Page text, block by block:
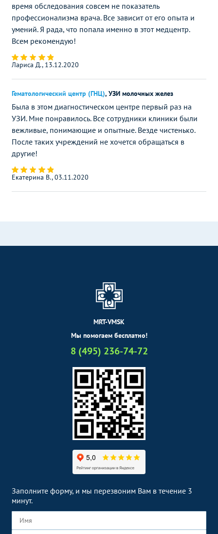
время обследования совсем не показатель
профессионализма врача. Все зависит от его опыта и
умений. Я рада, что попала именно в этот медцентр.
Всем рекомендую!
Лариса Д., 13.12.2020
Гематологический центр (ГНЦ), УЗИ молочных желез
Была в этом диагностическом центре первый раз на
УЗИ. Мне понравилось. Все сотрудники клиники были
вежливые, понимающие и опытные. Везде чистенько.
После таких учреждений не хочется обращаться в
другие!
Екатерина В., 03.11.2020
MRT-VMSK
Мы помогаем бесплатно!
8 (495) 236-74-72
Заполните форму, и мы перезвоним Вам в течение 3
минут.